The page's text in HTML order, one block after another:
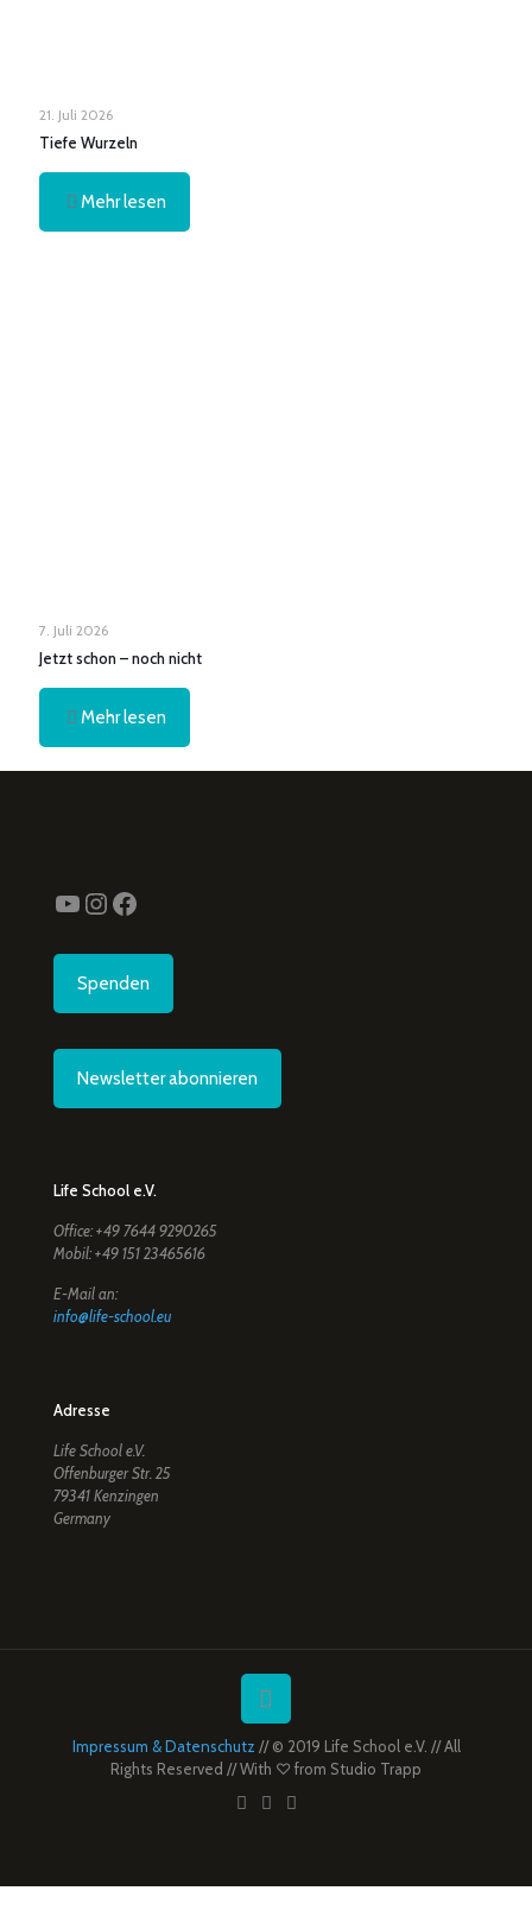
21. Juli 2026
Tiefe Wurzeln
Mehr lesen
7. Juli 2026
Jetzt schon – noch nicht
Mehr lesen
YouTube
Instagram
Facebook
Spenden
Newsletter abonnieren
Life School e.V.
Office: +49 7644 9290265
Mobil: +49 151 23465616
E-Mail an:
info@life-school.eu
Adresse
Life School e.V.
Offenburger Str. 25
79341 Kenzingen
Germany
Impressum & Datenschutz // © 2019 Life School e.V. // All
Rights Reserved // With ♡ from Studio Trapp